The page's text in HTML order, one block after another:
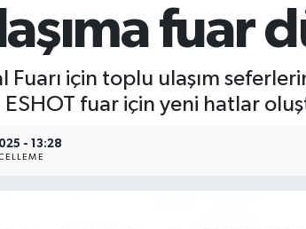
fuar
Fuarı için toplu ulaşım
ESHOT fuar için yeni hatlar
- 13:28